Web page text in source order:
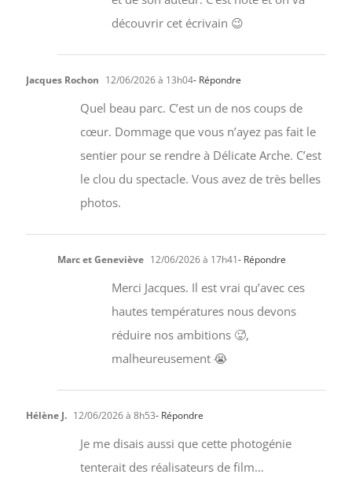
découvrir cet écrivain 😉
Jacques Rochon 12/06/2026 à 13h04- Répondre
Quel beau parc. C’est un de nos coups de
cœur. Dommage que vous n’ayez pas fait le
sentier pour se rendre à Délicate Arche. C’est
le clou du spectacle. Vous avez de très belles
photos.
Marc et Geneviève 12/06/2026 à 17h41- Répondre
Merci Jacques. Il est vrai qu’avec ces
hautes températures nous devons
réduire nos ambitions 🥵,
malheureusement 😭
Hélène J. 12/06/2026 à 8h53- Répondre
Je me disais aussi que cette photogénie
tenterait des réalisateurs de film…